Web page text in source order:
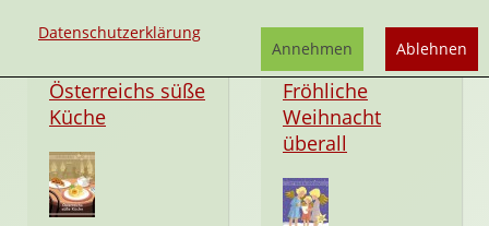
Österreichs süße
Küche
Taschenbuch
Fröhliche
Weihnacht
überall
Datenschutzerklärung
Ablehnen
Annehmen